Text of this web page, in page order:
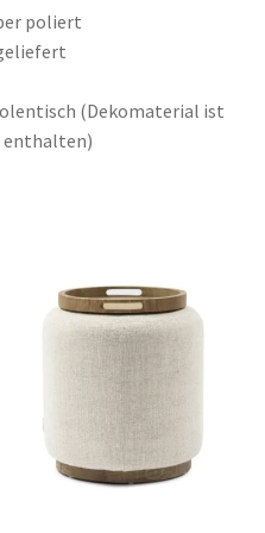
poliert
(Dekomaterial ist
enthalten)